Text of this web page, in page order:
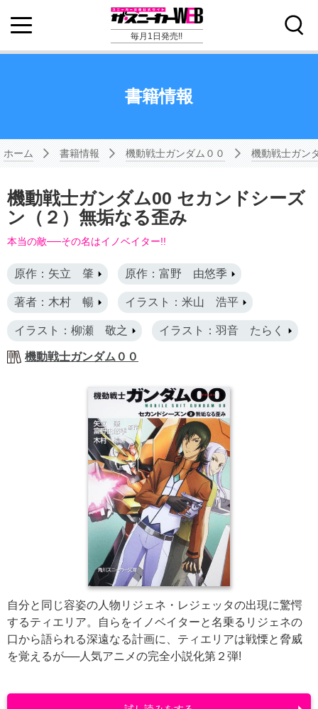
毎月1日発売!!
書籍情報
ホーム 書籍情報 機動戦士ガンダム００ 機動戦士ガン
機動戦士ガンダム00 セカンドシーズ
ン（２）無垢なる歪み
本当の敵──その名はイノベイター!!
原作：矢立 肇 原作：富野 由悠季
著者：木村 暢 イラスト：米山 浩平
イラスト：柳瀬 敬之 イラスト：羽音 たらく
機動戦士ガンダム００
自分と同じ容姿の人物リジェネ・レジェッタの出現に驚愕
するティエリア。自らをイノベイターと名乗るリジェネの
口から語られる深遠なる計画に、ティエリアは戦慄と脅威
を覚えるが──人気アニメの完全小説化第２弾!